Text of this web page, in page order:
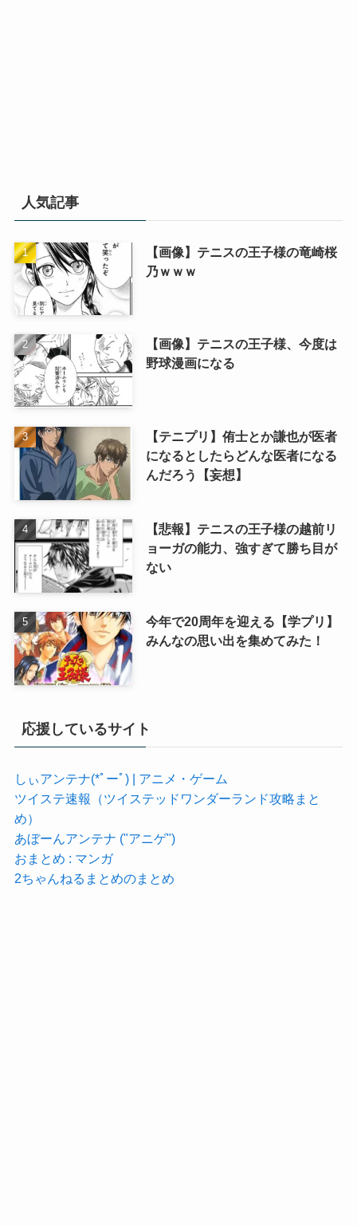
人気記事
【画像】テニスの王子様の竜崎桜
乃ｗｗｗ
【画像】テニスの王子様、今度は
野球漫画になる
【テニプリ】侑士とか謙也が医者
になるとしたらどんな医者になる
んだろう【妄想】
【悲報】テニスの王子様の越前リ
ョーガの能力、強すぎて勝ち目が
ない
今年で20周年を迎える【学プリ】
みんなの思い出を集めてみた！
応援しているサイト
しぃアンテナ(*ﾟーﾟ) | アニメ・ゲーム
ツイステ速報（ツイステッドワンダーランド攻略まと
め）
あぼーんアンテナ ("アニゲ")
おまとめ : マンガ
2ちゃんねるまとめのまとめ